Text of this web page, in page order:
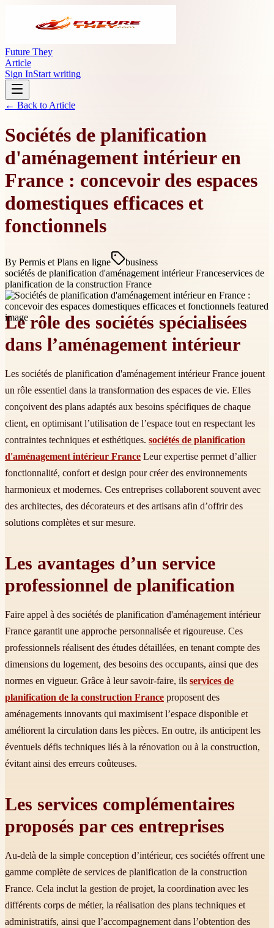
Future They
Article
Sign InStart writing
← Back to Article
Sociétés de planification
d'aménagement intérieur en
France : concevoir des espaces
domestiques efficaces et
fonctionnels
By Permis et Plans en ligne
business
sociétés de planification d'aménagement intérieur Franceservices de
planification de la construction France
Le rôle des sociétés spécialisées
dans l’aménagement intérieur
Les sociétés de planification d'aménagement intérieur France jouent
un rôle essentiel dans la transformation des espaces de vie. Elles
conçoivent des plans adaptés aux besoins spécifiques de chaque
client, en optimisant l’utilisation de l’espace tout en respectant les
contraintes techniques et esthétiques. sociétés de planification
d'aménagement intérieur France Leur expertise permet d’allier
fonctionnalité, confort et design pour créer des environnements
harmonieux et modernes. Ces entreprises collaborent souvent avec
des architectes, des décorateurs et des artisans afin d’offrir des
solutions complètes et sur mesure.
Les avantages d’un service
professionnel de planification
Faire appel à des sociétés de planification d'aménagement intérieur
France garantit une approche personnalisée et rigoureuse. Ces
professionnels réalisent des études détaillées, en tenant compte des
dimensions du logement, des besoins des occupants, ainsi que des
normes en vigueur. Grâce à leur savoir-faire, ils services de
planification de la construction France proposent des
aménagements innovants qui maximisent l’espace disponible et
améliorent la circulation dans les pièces. En outre, ils anticipent les
éventuels défis techniques liés à la rénovation ou à la construction,
évitant ainsi des erreurs coûteuses.
Les services complémentaires
proposés par ces entreprises
Au-delà de la simple conception d’intérieur, ces sociétés offrent une
gamme complète de services de planification de la construction
France. Cela inclut la gestion de projet, la coordination avec les
différents corps de métier, la réalisation des plans techniques et
administratifs, ainsi que l’accompagnement dans l’obtention des